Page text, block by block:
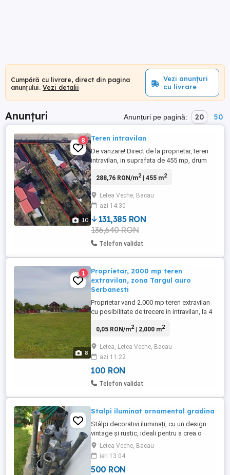
Cumpără cu livrare, direct din pagina
anunțului. Vezi detalii
Vezi anunțuri
cu livrare
Anunțuri Anunțuri pe pagină: 20 50
10
8 Teren intravilan
De vanzare! Direct de la proprietar, teren
intravilan, in suprafata de 455 mp, drum
proprietatii, situat in Letea Veche, str.
288,76 RON/m2| 455 m2
Letea Veche, Bacau
azi 14:30
131,385 RON
136,640 RON
Telefon validat
8
1
Proprietar, 2000 mp teren
extravilan, zona Targul auro
Serbanesti
Proprietar vand 2.000 mp teren extravilan
cu posibilitate de trecere in intravilan, la 4
Veche, zona Targul auto, deschidere
utilitati: gaz si curent. Terenul este situat
pe strada Oborului, vizavi de numarul 95.
Mentionez ...
0,05 RON/m2| 2,000 m2
Letea, Letea Veche, Bacau
azi 11:22
100 RON
Telefon validat
Stalpi iluminat ornamental gradina
Stâlpi decorativi iluminați, cu un design
vintage și rustic, ideali pentru a crea o
atmosferă plăcută în grădină sau pe
terasă. Acești stâlpi au fost folosiți
anterior, dar sunt încă în stare bună și pot
fi reutilizați pentru a adăuga un aspect
Letea Veche, Bacau
ieri 13:04
500 RON